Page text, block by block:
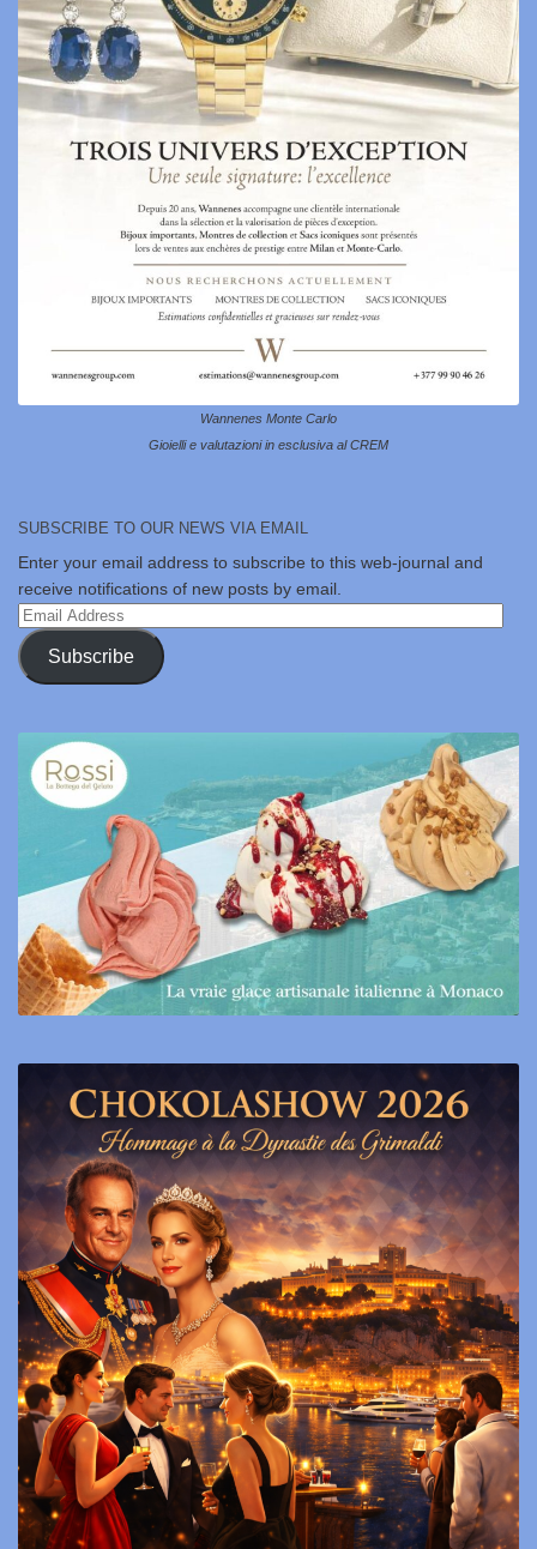
Wannenes Monte Carlo
Gioielli e valutazioni in esclusiva al CREM
SUBSCRIBE TO OUR NEWS VIA EMAIL
Enter your email address to subscribe to this web-journal and
receive notifications of new posts by email.
Email
Address
Subscribe